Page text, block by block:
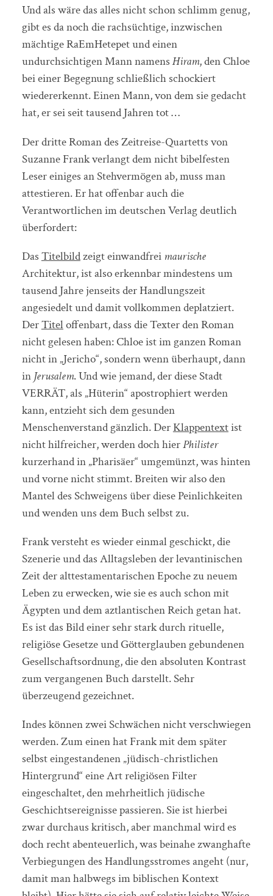
Und als wäre das alles nicht schon schlimm genug,
gibt es da noch die rachsüchtige, inzwischen
mächtige RaEmHetepet und einen
undurchsichtigen Mann namens Hiram, den Chloe
bei einer Begegnung schließlich schockiert
wiedererkennt. Einen Mann, von dem sie gedacht
hat, er sei seit tausend Jahren tot …
Der dritte Roman des Zeitreise-Quartetts von
Suzanne Frank verlangt dem nicht bibelfesten
Leser einiges an Stehvermögen ab, muss man
attestieren. Er hat offenbar auch die
Verantwortlichen im deutschen Verlag deutlich
überfordert:
Das Titelbildzeigt einwandfrei maurische
Architektur, ist also erkennbar mindestens um
tausend Jahre jenseits der Handlungszeit
angesiedelt und damit vollkommen deplatziert.
DerTiteloffenbart, dass die Texter den Roman
nicht gelesen haben: Chloe ist im ganzen Roman
nicht in „Jericho“, sondern wenn überhaupt, dann
in Jerusalem. Und wie jemand, der diese Stadt
VERRÄT, als „Hüterin“ apostrophiert werden
kann, entzieht sich dem gesunden
Menschenverstand gänzlich. Der Klappentextist
nicht hilfreicher, werden doch hierPhilister
kurzerhand in „Pharisäer“ umgemünzt, was hinten
und vorne nicht stimmt. Breiten wir also den
Mantel des Schweigens über diese Peinlichkeiten
und wenden uns dem Buch selbst zu.
Frank versteht es wieder einmal geschickt, die
Szenerie und das Alltagsleben der levantinischen
Zeit der alttestamentarischen Epoche zu neuem
Leben zu erwecken, wie sie es auch schon mit
Ägypten und dem aztlantischen Reich getan hat.
Es ist das Bild einer sehr stark durch rituelle,
religiöse Gesetze und Götterglauben gebundenen
Gesellschaftsordnung, die den absoluten Kontrast
zum vergangenen Buch darstellt. Sehr
überzeugend gezeichnet.
Indes können zwei Schwächen nicht verschwiegen
werden. Zum einen hat Frank mit dem später
selbst eingestandenen „jüdisch-christlichen
Hintergrund“ eine Art religiösen Filter
eingeschaltet, den mehrheitlich jüdische
Geschichtsereignisse passieren. Sie ist hierbei
zwar durchaus kritisch, aber manchmal wird es
doch recht abenteuerlich, was beinahe zwanghafte
Verbiegungen des Handlungsstromes angeht (nur,
damit man halbwegs im biblischen Kontext